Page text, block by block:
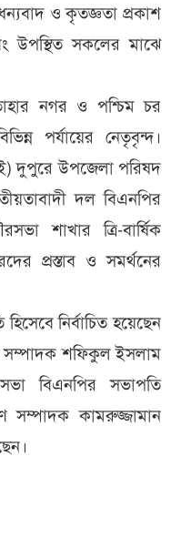
ও কৃতজ্ঞতা প্রকাশ
উপস্থিত সকলের মাঝে
নগর ও পশ্চিম চর
পর্যায়ের নেতৃবৃন্দ।
দুপুরে উপজেলা পরিষদ
দল বিএনপির
শাখার ত্রি-বার্ষিক
প্রস্তাব ও সমর্থনের
নির্বাচিত হয়েছেন
শফিকুল ইসলাম
বিএনপির সভাপতি
সম্পাদক কামরুজ্জামান